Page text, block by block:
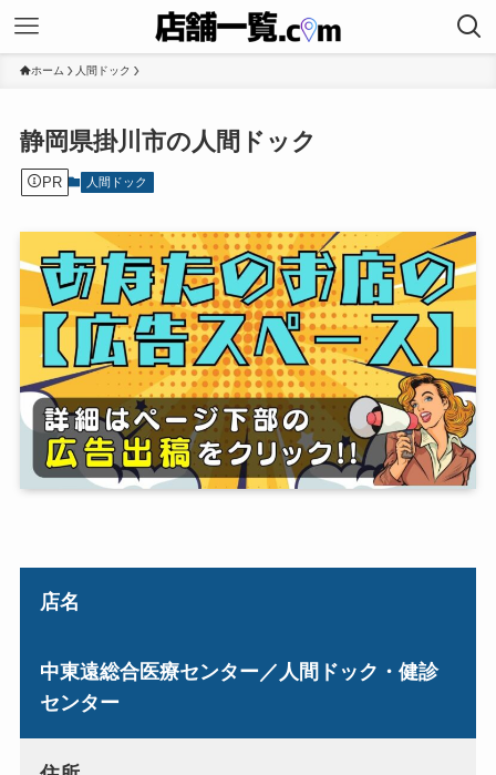
ホーム 人間ドック
静岡県掛川市の人間ドック
PR 人間ドック
店名
中東遠総合医療センター／人間ドック・健診
センター